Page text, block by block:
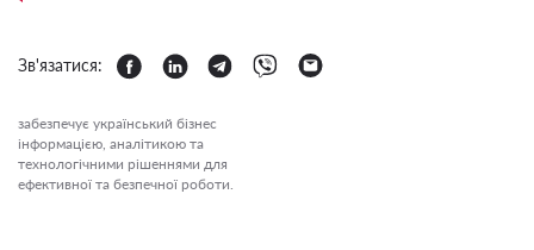
Зв'язатися:
забезпечує український бізнес
інформацією, аналітикою та
технологічними рішеннями для
ефективної та безпечної роботи.